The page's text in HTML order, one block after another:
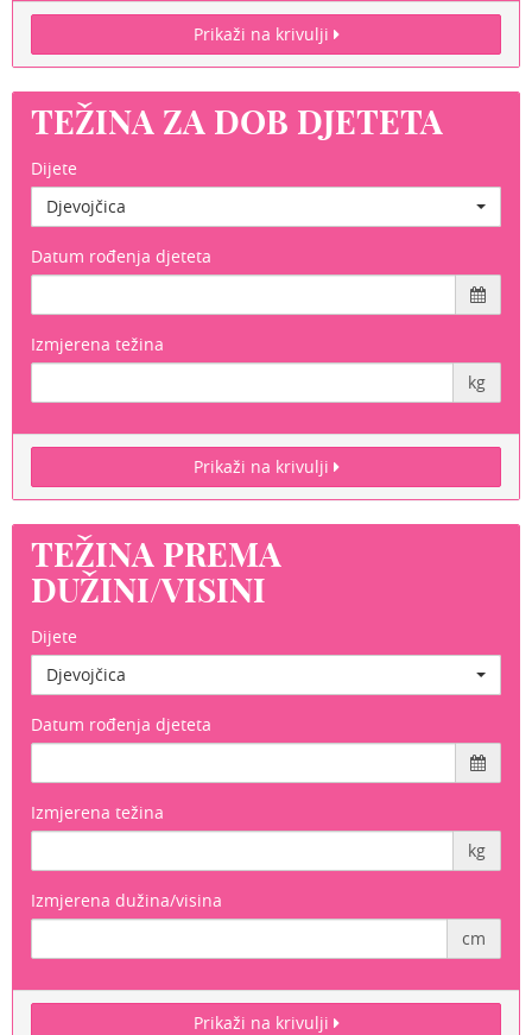
Prikaži na krivulji
TEŽINA ZA DOB DJETETA
Dijete
Djevojčica
Datum rođenja djeteta
Izmjerena težina
kg
Prikaži na krivulji
TEŽINA PREMA
DUŽINI/VISINI
Dijete
Djevojčica
Datum rođenja djeteta
Izmjerena težina
kg
Izmjerena dužina/visina
cm
Prikaži na krivulji